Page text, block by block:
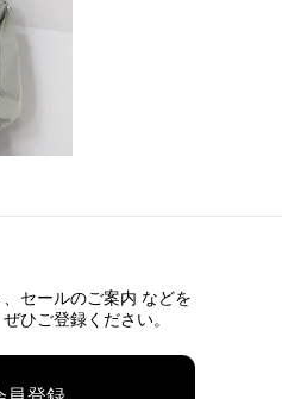
セールのご案内 などを
ひご登録ください。